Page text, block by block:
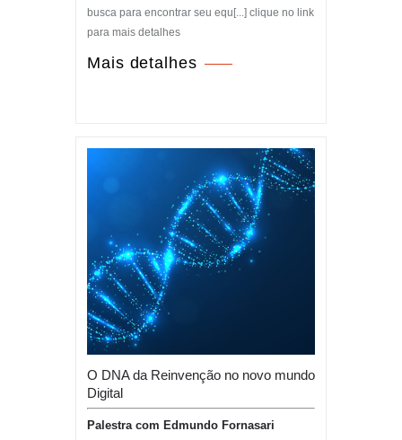
busca para encontrar seu equ[...] clique no link
para mais detalhes
Mais detalhes
O DNA da Reinvenção no novo mundo
Digital
Palestra com Edmundo Fornasari